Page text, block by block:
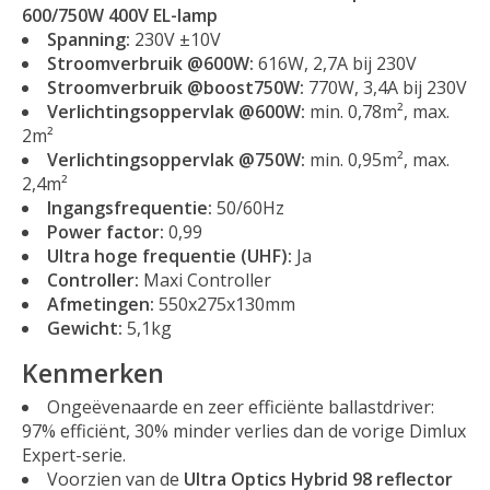
600/750W 400V EL-lamp
Spanning: 230V ±10V
Stroomverbruik @600W: 616W, 2,7A bij 230V
Stroomverbruik @boost750W: 770W, 3,4A bij 230V
Verlichtingsoppervlak @600W: min. 0,78m², max.
2m²
Verlichtingsoppervlak @750W: min. 0,95m², max.
2,4m²
Ingangsfrequentie: 50/60Hz
Power factor: 0,99
Ultra hoge frequentie (UHF): Ja
Controller: Maxi Controller
Afmetingen: 550x275x130mm
Gewicht: 5,1kg
Kenmerken
Ongeëvenaarde en zeer efficiënte ballastdriver:
97% efficiënt, 30% minder verlies dan de vorige Dimlux
Expert-serie.
Voorzien van de Ultra Optics Hybrid 98 reflector